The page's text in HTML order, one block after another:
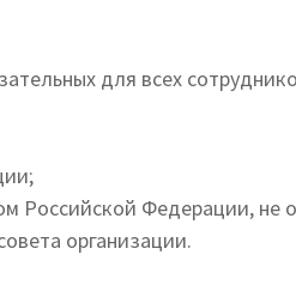
для всех
Российской Федерации, не
организации.